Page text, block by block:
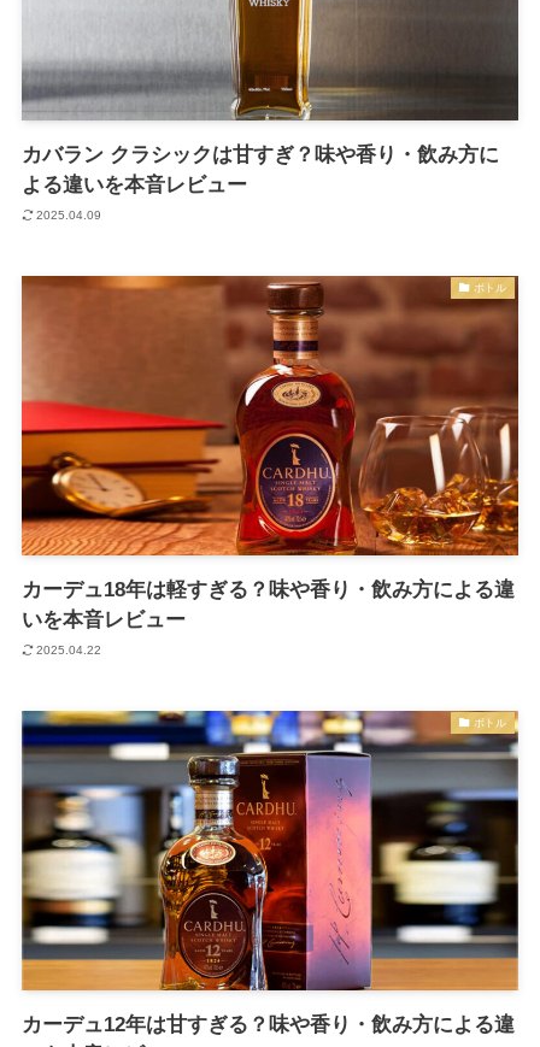
カバラン クラシックは甘すぎ？味や香り・飲み方に
よる違いを本音レビュー
2025.04.09
ボトル
カーデュ18年は軽すぎる？味や香り・飲み方による違
いを本音レビュー
2025.04.22
ボトル
カーデュ12年は甘すぎる？味や香り・飲み方による違